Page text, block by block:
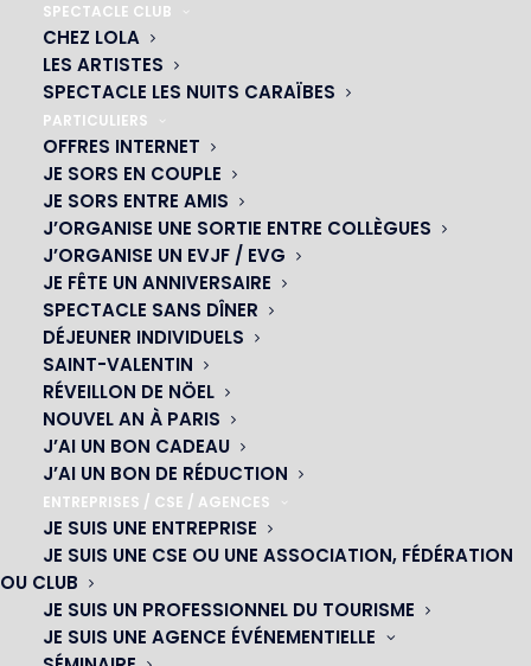
SPECTACLE CLUB
CHEZ LOLA
LES ARTISTES
SPECTACLE LES NUITS CARAÏBES
PARTICULIERS
OFFRES INTERNET
JE SORS EN COUPLE
JE SORS ENTRE AMIS
J’ORGANISE UNE SORTIE ENTRE COLLÈGUES
J’ORGANISE UN EVJF / EVG
JE FÊTE UN ANNIVERSAIRE
SPECTACLE SANS DÎNER
DÉJEUNER INDIVIDUELS
SAINT-VALENTIN
RÉVEILLON DE NÖEL
NOUVEL AN À PARIS
J’AI UN BON CADEAU
J’AI UN BON DE RÉDUCTION
ENTREPRISES / CSE / AGENCES
JE SUIS UNE ENTREPRISE
JE SUIS UNE CSE OU UNE ASSOCIATION, FÉDÉRATION
OU CLUB
JE SUIS UN PROFESSIONNEL DU TOURISME
JE SUIS UNE AGENCE ÉVÉNEMENTIELLE
OH! CÉSAR
|
23 avenue du Maine 75015 PARIS